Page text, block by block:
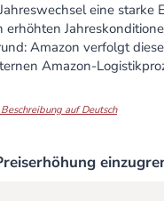
eine starke
Amazon verfolgt
Amazon-
aufDeutsch